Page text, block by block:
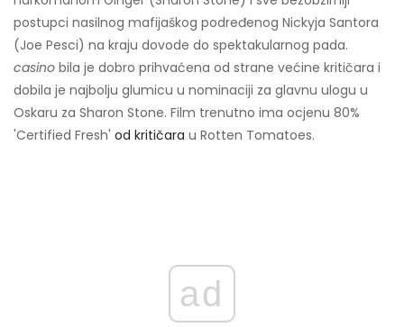
postupci nasilnog mafijaškog podređenog Nickyja Santora
(Joe Pesci) na kraju dovode do spektakularnog pada.
casino bila je dobro prihvaćena od strane većine kritičara i
dobila je najbolju glumicu u nominaciji za glavnu ulogu u
Oskaru za Sharon Stone. Film trenutno ima ocjenu 80%
'Certified Fresh' od kritičara u Rotten Tomatoes.
ad